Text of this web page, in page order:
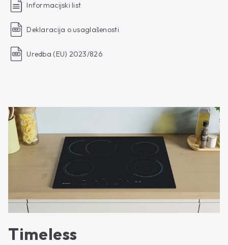
Informacijski list
Deklaracija o usaglašenosti
Uredba (EU) 2023/826
Timeless